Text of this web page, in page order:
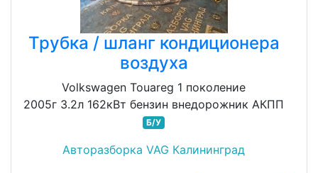
Трубка / шланг кондиционера
воздуха
Volkswagen Touareg 1 поколение
2005г 3.2л 162кВт бензин внедорожник АКПП
Б/У
Авторазборка VAG Калининград